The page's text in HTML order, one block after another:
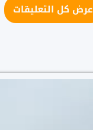
عرض كل التعليقات